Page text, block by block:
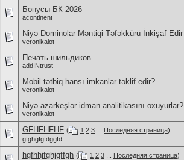
Бонусы БК 2026
acontinent
Niyə Dominolar Məntiqi Təfəkkürü İnkişaf Edir
veronikalot
Печать шильдиков
addINtrust
Mobil tətbiq hansı imkanlar təklif edir?
veronikalot
Niyə azarkeşlər idman analitikasını oxuyurlar?
veronikalot
GFHFHFHF ( 1 2 3 Последняя страница)
gfghgfgfdggfd
hgfhhjfghjgffgh ( 1 2 3 Последняя страница)